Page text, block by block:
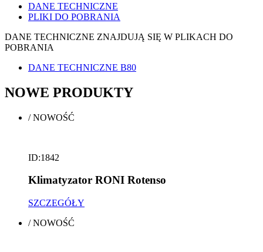
DANE TECHNICZNE
PLIKI DO POBRANIA
DANE TECHNICZNE ZNAJDUJĄ SIĘ W PLIKACH DO
POBRANIA
DANE TECHNICZNE B80
NOWE PRODUKTY
/NOWOŚĆ
ID:1842
Klimatyzator RONI Rotenso
SZCZEGÓŁY
/NOWOŚĆ